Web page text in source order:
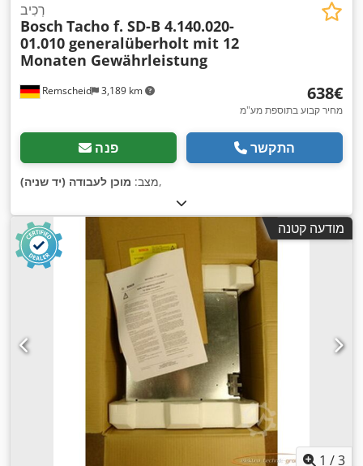
Remscheid 3,189 km
רְכִיב
Bosch Tacho f. SD-B 4.140.020-
01.010 generalüberholt mit 12
Monaten Gewährleistung
‏638 ‏€
מחיר קבוע בתוספת מע"מ
פנה התקשר
מצב: מוכן לעבודה (יד שניה) ,
מודעה קטנה
1 /3